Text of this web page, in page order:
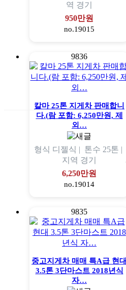
역 경기
950만원
no.19015
9836
칼마 25톤 지게차 판매합니
다.(람 포함: 6,250만원, 제
외…
형식 디젤식 | 톤수 25톤 |
지역 경기
6,250만원
no.19014
9835
중고지게차 매매 특A급 현대
3.5톤 3단마스트 2018년식
자…